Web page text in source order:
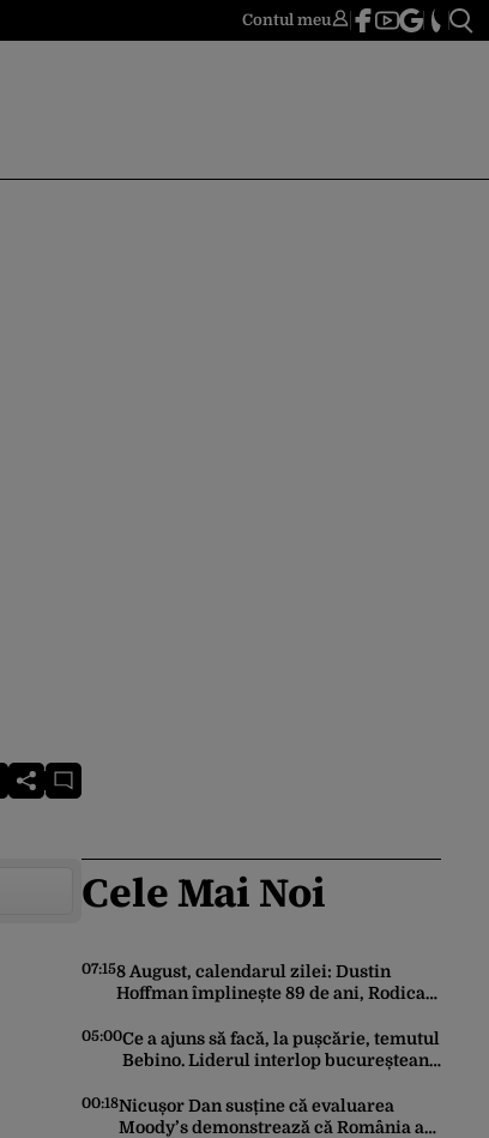
Contul meu
Cele Mai Noi
07:158 August, calendarul zilei: Dustin
Hoffman împlinește 89 de ani, Rodica
Ghenea face 39 de ani
05:00Ce a ajuns să facă, la pușcărie, temutul
Bebino. Liderul interlop bucureștean,
00:18Nicușor Dan susține că evaluarea
Moody’s demonstrează că România a